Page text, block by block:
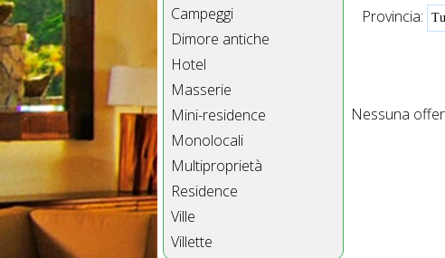
Campeggi
Dimore antiche
Hotel
Masserie
Mini-residence
Monolocali
Multiproprietà
Residence
Ville
Villette
Provincia:
Nessuna